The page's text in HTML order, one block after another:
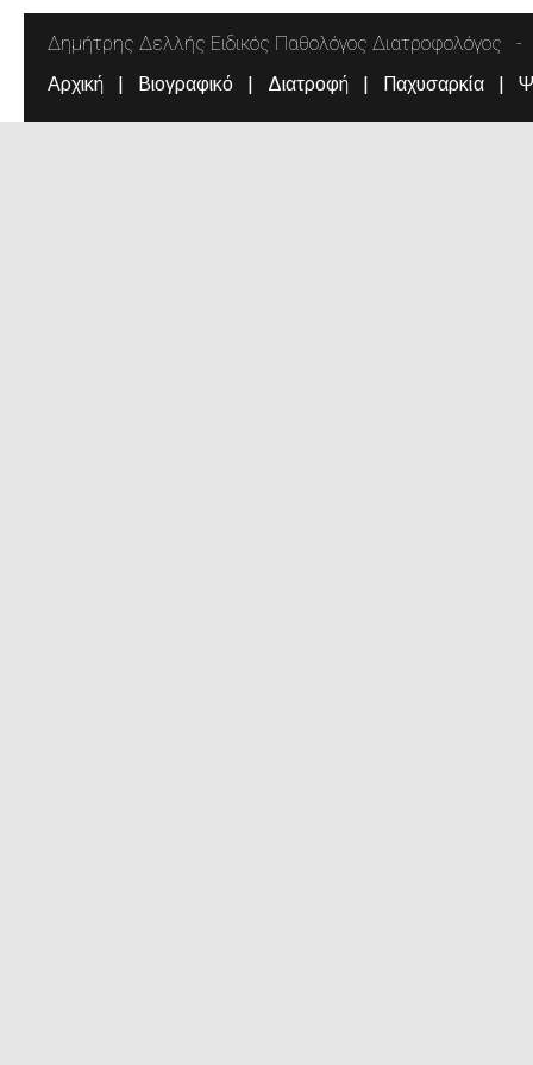
Δημήτρης Δελλής Ειδικός Παθολόγος Διατροφολόγος
Αρχική Βιογραφικό Διατροφή Παχυσαρκία